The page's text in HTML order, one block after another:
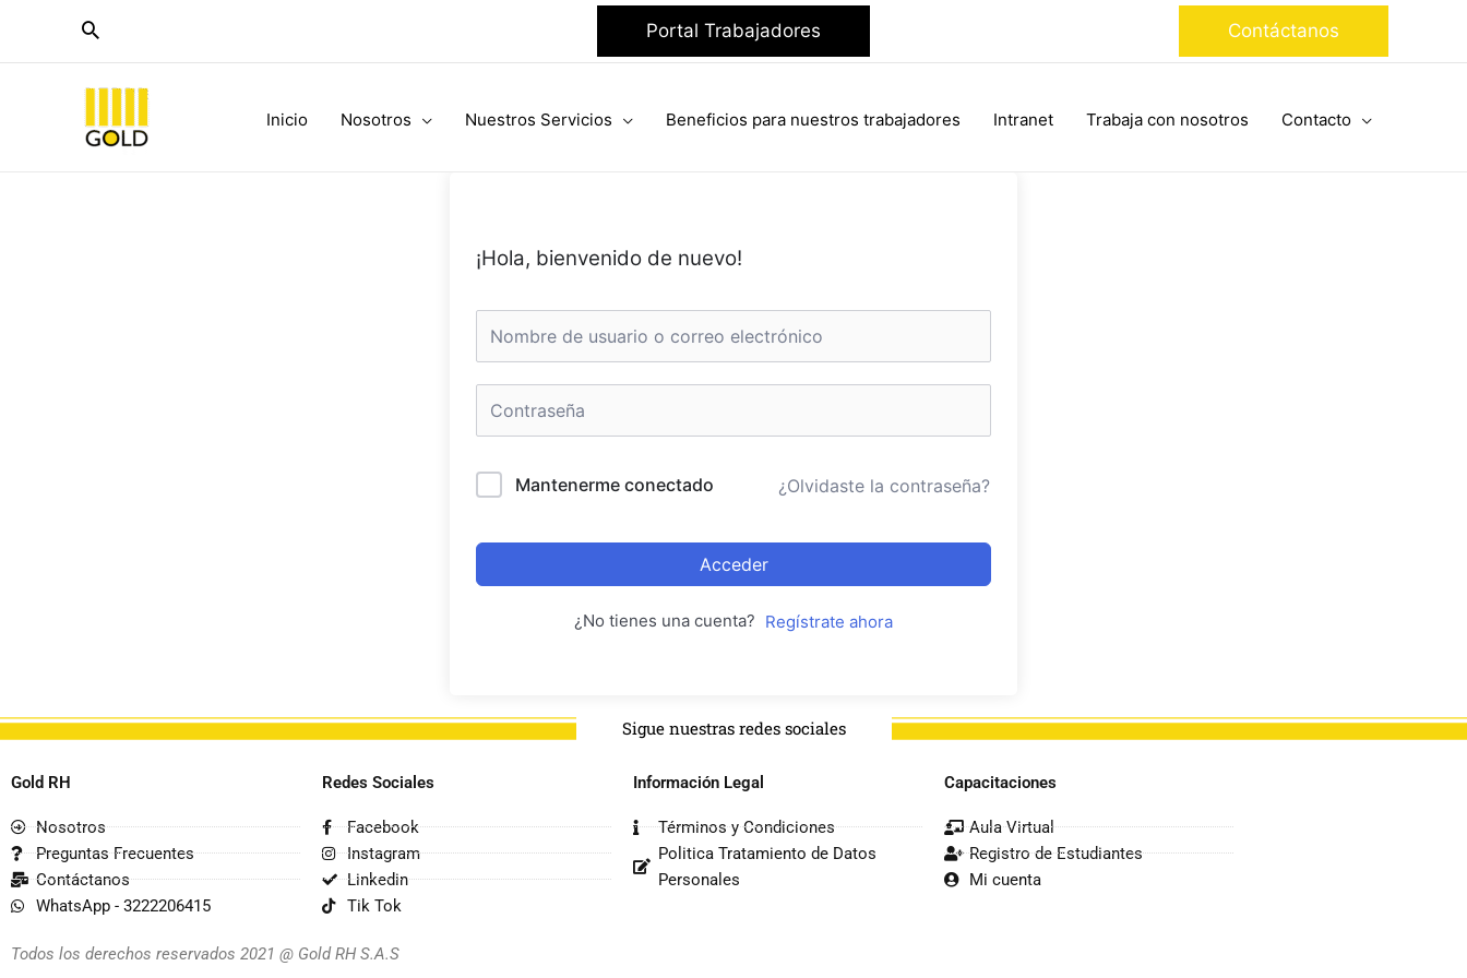
contenido
Portal Trabajadores Contáctanos
Inicio Nosotros Nuestros Servicios Beneficios para nuestros trabajadores Intranet Trabaja con nosotros Contacto
¡Hola, bienvenido de nuevo!
Mantenerme conectado ¿Olvidaste la contraseña?
Acceder
¿No tienes una cuenta? Regístrate ahora
Sigue nuestras redes sociales
Gold RH
Nosotros
Preguntas Frecuentes
Contáctanos
WhatsApp - 3222206415
Redes Sociales
Facebook
Instagram
Linkedin
Tik Tok
Información Legal
Términos y Condiciones
Politica Tratamiento de Datos
Personales
Capacitaciones
Aula Virtual
Registro de Estudiantes
Mi cuenta
Todos los derechos reservados 2021 @ Gold RH S.A.S